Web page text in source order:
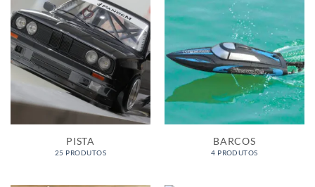
PISTA
25 PRODUTOS
BARCOS
4 PRODUTOS